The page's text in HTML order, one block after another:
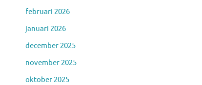
februari 2026
januari 2026
december 2025
november 2025
oktober 2025